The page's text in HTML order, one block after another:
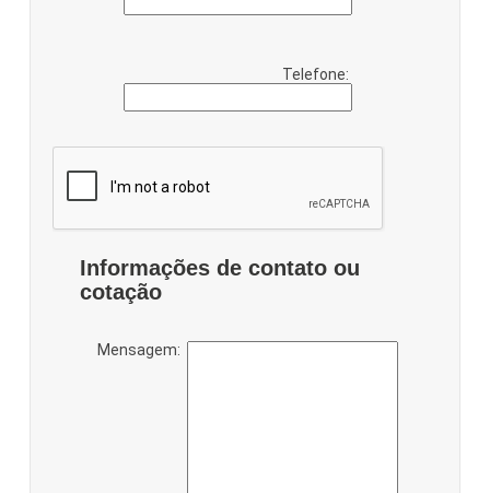
Telefone:
Informações de contato ou
cotação
Mensagem: